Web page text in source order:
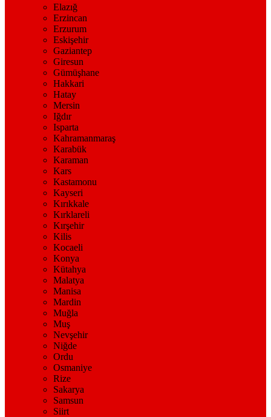
Elazığ
Erzincan
Erzurum
Eskişehir
Gaziantep
Giresun
Gümüşhane
Hakkari
Hatay
Mersin
Iğdır
Isparta
Kahramanmaraş
Karabük
Karaman
Kars
Kastamonu
Kayseri
Kırıkkale
Kırklareli
Kırşehir
Kilis
Kocaeli
Konya
Kütahya
Malatya
Manisa
Mardin
Muğla
Muş
Nevşehir
Niğde
Ordu
Osmaniye
Rize
Sakarya
Samsun
Siirt